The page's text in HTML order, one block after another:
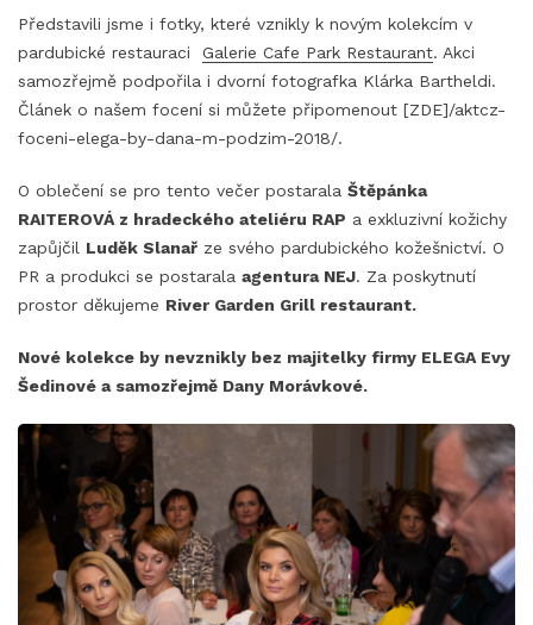
Představili jsme i fotky, které vznikly k novým kolekcím v
pardubické restauraci Galerie Cafe Park Restaurant. Akci
samozřejmě podpořila i dvorní fotografka Klárka Bartheldi.
Článek o našem focení si můžete připomenout [ZDE]/aktcz-
foceni-elega-by-dana-m-podzim-2018/.
O oblečení se pro tento večer postarala Štěpánka
RAITEROVÁ z hradeckého ateliéru RAP a exkluzivní kožichy
zapůjčil Luděk Slanař ze svého pardubického kožešnictví. O
PR a produkci se postarala agentura NEJ. Za poskytnutí
prostor děkujeme River Garden Grill restaurant.
Nové kolekce by nevznikly bez majitelky firmy ELEGA Evy
Šedinové a samozřejmě Dany Morávkové.